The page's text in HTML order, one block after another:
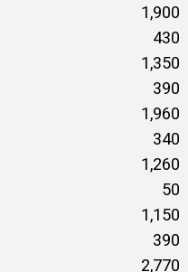
1,900
430
1,350
390
1,960
340
1,260
50
1,150
390
2,770